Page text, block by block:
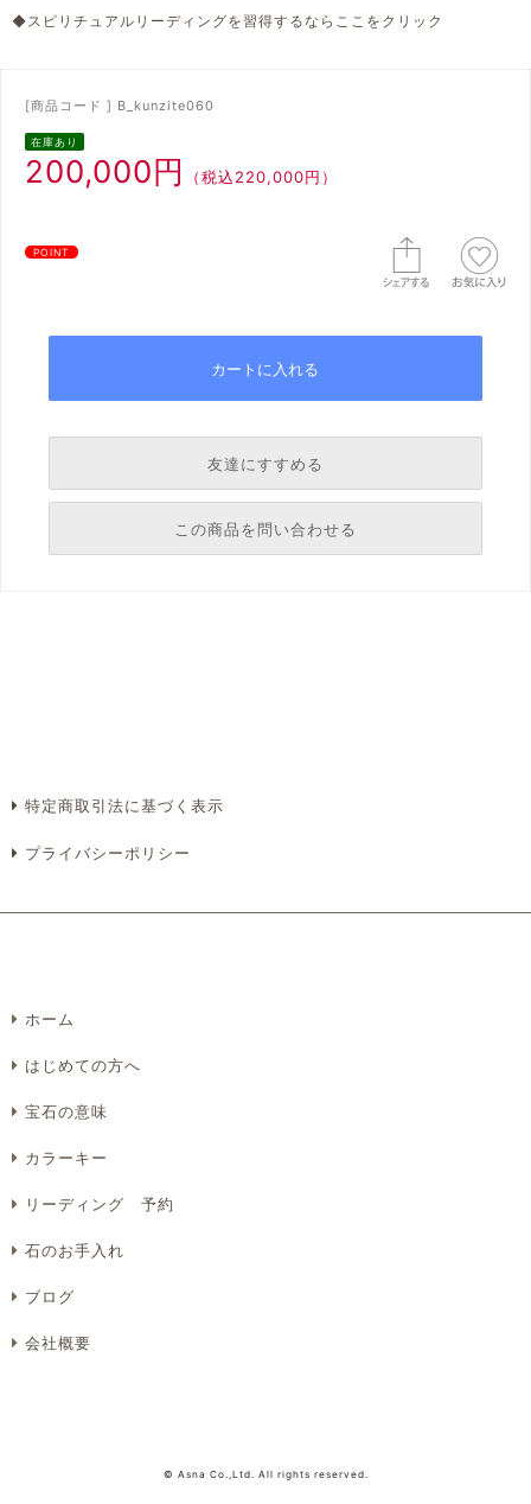
◆スピリチュアルリーディングを習得するならここをクリック
[商品コード ] B_kunzite060
在庫あり
200,000円 （税込220,000円）
POINT
友達にすすめる
必須
この商品を問い合わせる
Eメール
特定商取引法に基づく表示
プライバシーポリシー
ホーム
はじめての方へ
宝石の意味
カラーキー
リーディング 予約
石のお手入れ
ブログ
会社概要
© Asna Co.,Ltd. All rights reserved.